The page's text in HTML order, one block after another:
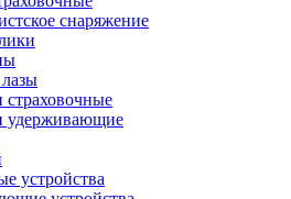
снаряжение
страховочные
удерживающие
устройства